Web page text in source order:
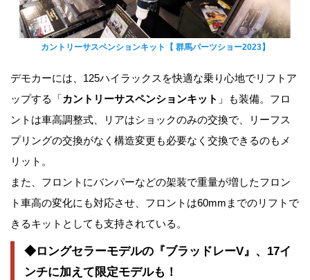
カントリーサスペンションキット【 群馬パーツショー2023】
デモカーには、125ハイラックスを快適な乗り心地でリフトア
ップする「カントリーサスペンションキット 」も装備。フロ
ントは車高調整式、リアはショックのみの交換で、リーフス
プリングの交換がなく構造変更も必要なく交換できるのもメ
リット。
また、フロントにバンパーなどの架装で重量が増したフロン
ト車高の変化にも対応させ、フロントは60mmまでのリフトで
きるキットとしても支持されている。
◆ロングセラーモデルの『ブラッドレーV』、17イ
ンチに加えて限定モデルも！